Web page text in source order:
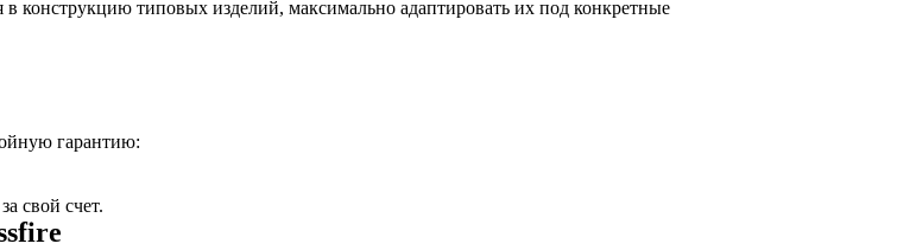
конструкцию типовых изделий, максимально адаптировать их под конкретные
гарантию:
свой счет.